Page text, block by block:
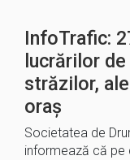
InfoTrafic:
lucrărilor
străzilor,
oraș
Societatea de
informează că pe